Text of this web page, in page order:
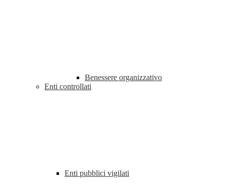
Benessere organizzativo
Enti controllati
Enti pubblici vigilati